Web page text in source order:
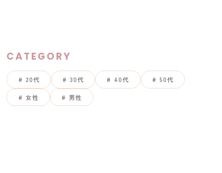
CATEGORY
20代 30代 40代 50代
女性 男性